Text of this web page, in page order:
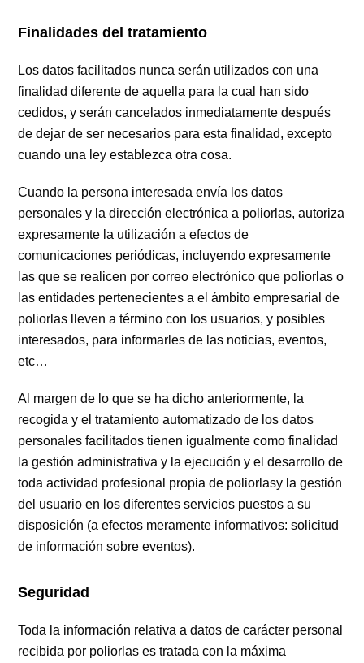
Finalidades del tratamiento
Los datos facilitados nunca serán utilizados con una
finalidad diferente de aquella para la cual han sido
cedidos, y serán cancelados inmediatamente después
de dejar de ser necesarios para esta finalidad, excepto
cuando una ley establezca otra cosa.
Cuando la persona interesada envía los datos
personales y la dirección electrónica a poliorlas, autoriza
expresamente la utilización a efectos de
comunicaciones periódicas, incluyendo expresamente
las que se realicen por correo electrónico que poliorlas o
las entidades pertenecientes a el ámbito empresarial de
poliorlas lleven a término con los usuarios, y posibles
interesados, para informarles de las noticias, eventos,
etc…
Al margen de lo que se ha dicho anteriormente, la
recogida y el tratamiento automatizado de los datos
personales facilitados tienen igualmente como finalidad
la gestión administrativa y la ejecución y el desarrollo de
toda actividad profesional propia de poliorlasy la gestión
del usuario en los diferentes servicios puestos a su
disposición (a efectos meramente informativos: solicitud
de información sobre eventos).
Seguridad
Toda la información relativa a datos de carácter personal
recibida por poliorlas es tratada con la máxima